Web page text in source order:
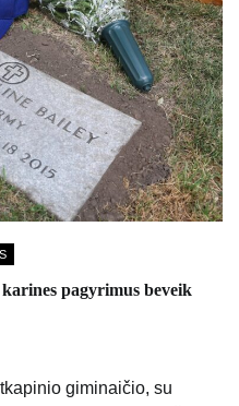
pagyrimus beveik
giminaičio, su